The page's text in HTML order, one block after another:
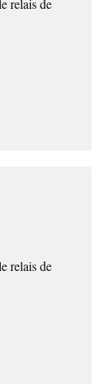
relais de
relais de